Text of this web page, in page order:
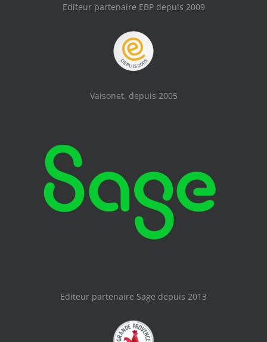
Editeur partenaire EBP depuis 2009
Vaisonet, depuis 2005
Editeur partenaire Sage depuis 2013